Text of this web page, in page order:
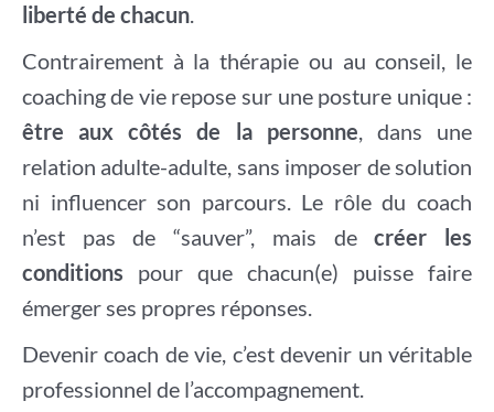
liberté de chacun.
Contrairement à la thérapie ou au conseil, le
coaching de vie repose sur une posture unique :
être aux côtés de la personne, dans une
relation adulte-adulte, sans imposer de solution
ni influencer son parcours. Le rôle du coach
n’est pas de “sauver”, mais decréer les
conditions pour que chacun(e) puisse faire
émerger ses propres réponses.
Devenir coach de vie, c’est devenir un véritable
professionnel de l’accompagnement.